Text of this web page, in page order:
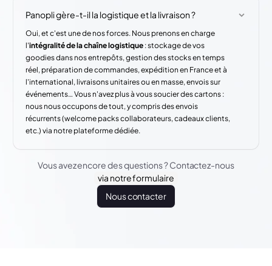
Panopli gère-t-il la logistique et la livraison ?
Oui, et c'est une de nos forces. Nous prenons en charge
l'intégralité de la chaîne logistique : stockage de vos
goodies dans nos entrepôts, gestion des stocks en temps
réel, préparation de commandes, expédition en France et à
l'international, livraisons unitaires ou en masse, envois sur
événements… Vous n'avez plus à vous soucier des cartons :
nous nous occupons de tout, y compris des envois
récurrents (welcome packs collaborateurs, cadeaux clients,
etc.) via notre plateforme dédiée.
Vous avez encore des questions ? Contactez-nous
via notre formulaire
Nous contacter